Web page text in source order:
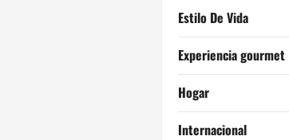
Estilo De Vida
Experiencia gourmet
Hogar
Internacional